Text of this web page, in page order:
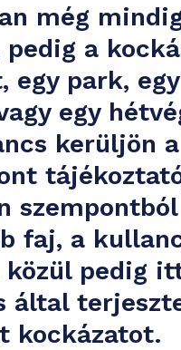
még
a
egy park,
egy
kerüljön
faj, a
pedig
által
kockázatot.